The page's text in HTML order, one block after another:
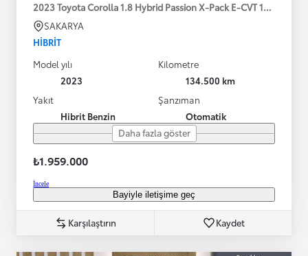
2023 Toyota Corolla 1.8 Hybrid Passion X-Pack E-CVT 140HP
SAKARYA
HIBRIT
Model yılı
2023
Kilometre
134.500 km
Yakıt
Hibrit Benzin
Şanzıman
Otomatik
Daha fazla göster
₺1.959.000
İncele
Bayiyle iletişime geç
Karşılaştırın Kaydet